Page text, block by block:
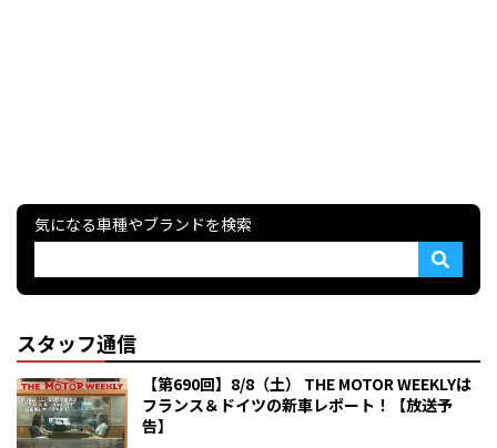
気になる車種やブランドを検索
スタッフ通信
【第690回】8/8（土） THE MOTOR WEEKLYは
フランス＆ドイツの新車レポート！【放送予
告】